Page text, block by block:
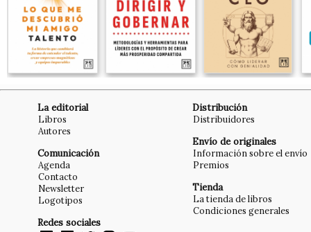
La editorial
Libros
Autores
Comunicación
Agenda
Contacto
Newsletter
Logotipos
Redes sociales
Distribución
Distribuidores
Envío de originales
Información sobre el envío
Premios
Tienda
La tienda de libros
Condiciones generales